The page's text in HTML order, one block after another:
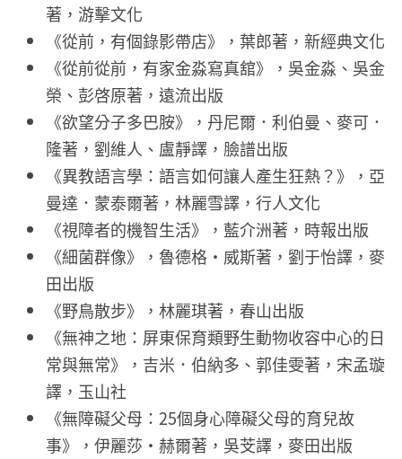
著，游擊文化
《從前，有個錄影帶店》，葉郎著，新經典文化
《從前從前，有家金淼寫真舘》，吳金淼、吳金
榮、彭啓原著，遠流出版
《欲望分子多巴胺》，丹尼爾．利伯曼、麥可．
隆著，劉維人、盧靜譯，臉譜出版
《異教語言學：語言如何讓人產生狂熱？》，亞
曼達．蒙泰爾著，林麗雪譯，行人文化
《視障者的機智生活》，藍介洲著，時報出版
《細菌群像》，魯德格‧威斯著，劉于怡譯，麥
田出版
《野鳥散步》，林麗琪著，春山出版
《無神之地：屏東保育類野生動物收容中心的日
常與無常》，吉米．伯納多、郭佳雯著，宋孟璇
譯，玉山社
《無障礙父母：25個身心障礙父母的育兒故
事》，伊麗莎・赫爾著，吳芠譯，麥田出版